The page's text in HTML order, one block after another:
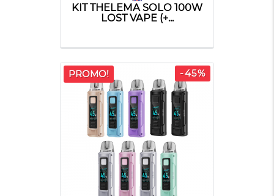
KIT THELEMA SOLO 100W
LOST VAPE (+...
PROMO! -45%